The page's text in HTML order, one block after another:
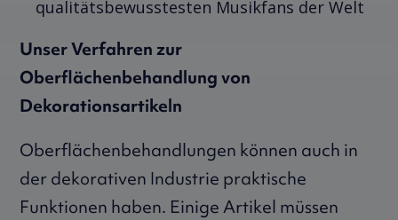
qualitätsbewusstesten Musikfans der Welt
Unser Verfahren zur
Oberflächenbehandlung von
Dekorationsartikeln
Oberflächenbehandlungen können auch in
der dekorativen Industrie praktische
Funktionen haben. Einige Artikel müssen